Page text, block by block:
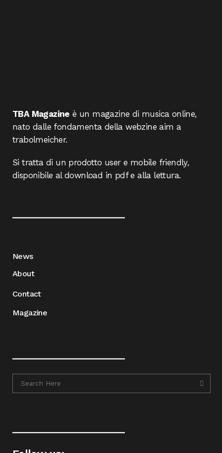
TBA Magazine è un magazine di musica online,
nato dalle fondamenta della webzine aim a
trabolmeicher.
Si tratta di un prodotto user e mobile friendly,
disponibile al download in pdf e alla lettura.
News
About
Contact
Magazine